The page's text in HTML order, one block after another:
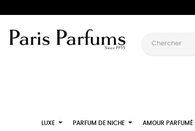
LUXE PARFUM DE NICHE AMOUR PARFUMÉ